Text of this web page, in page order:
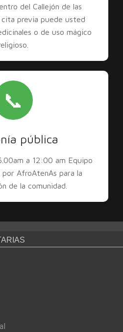
del Callejón de las
previa puede usted
o de uso mágico
📞
pública
a 12:00 am Equipo
AfroAtenAs para la
de la comunidad.